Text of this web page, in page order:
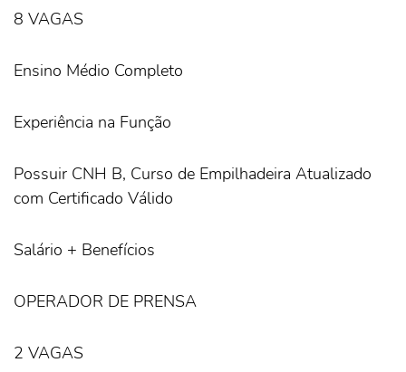
8 VAGAS
Ensino Médio Completo
Experiência na Função
Possuir CNH B, Curso de Empilhadeira Atualizado
com Certificado Válido
Salário + Benefícios
OPERADOR DE PRENSA
2 VAGAS